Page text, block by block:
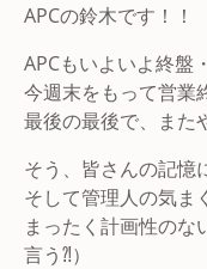
APCの鈴木です！！
APCもいよいよ終盤
今週末をもって営業
最後の最後で、また
そう、皆さんの記憶
そして管理人の気ま
まったく計画性のな
言う⁈）